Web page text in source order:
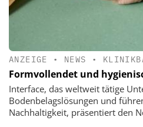
ANZEIGE • NEWS •
Formvollendet und
Interface, das weltweit tätige
Bodenbelagslösungen und
Nachhaltigkeit, präsentiert den